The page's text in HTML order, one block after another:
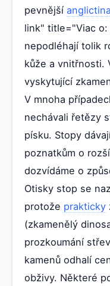
pevnější anglictina
link" title="Viac
nepodléhají tolik
kůže a vnitřnosti.
vyskytující
V mnoha
nechávali řetězy
písku. Stopy
poznatkům o
dozvídáme o
Otisky stop se
protože prakticky
(zkamenělý
prozkoumání
kamenů odhalí
obživy. Některé